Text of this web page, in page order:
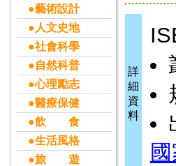
●藝術設計
●人文史地
●社會科學
●自然科普
●心理勵志
●醫療保健
●飲 食
●生活風格
●旅 遊
詳
細
資
料